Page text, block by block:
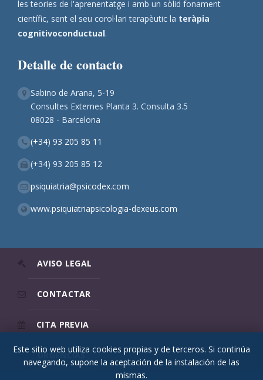
les teories de l'aprenentatge i amb un sòlid fonament
científic, sent el seu corol·lari terapèutic la teràpia
cognitivoconductual.
Detalle de contacto
Sabino de Arana, 5-19
Consultes Externes Planta 3. Consulta 3.5
08028 - Barcelona
(+34) 93 205 85 11
(+34) 93 205 85 12
psiquiatria@psicodex.com
www.psiquiatriapsicologia-dexeus.com
AVISO LEGAL
CONTACTAR
CITA PREVIA
URGENCIAS
Este sitio web utiliza cookies propias y de terceros. Si continúa
navegando, supone la aceptación de la instalación de las
mismas.